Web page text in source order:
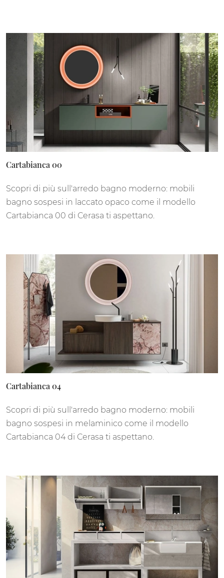
Cartabianca 00
Scopri di più sull'arredo bagno moderno: mobili
bagno sospesi in laccato opaco come il modello
Cartabianca 00 di Cerasa ti aspettano.
Cartabianca 04
Scopri di più sull'arredo bagno moderno: mobili
bagno sospesi in melaminico come il modello
Cartabianca 04 di Cerasa ti aspettano.